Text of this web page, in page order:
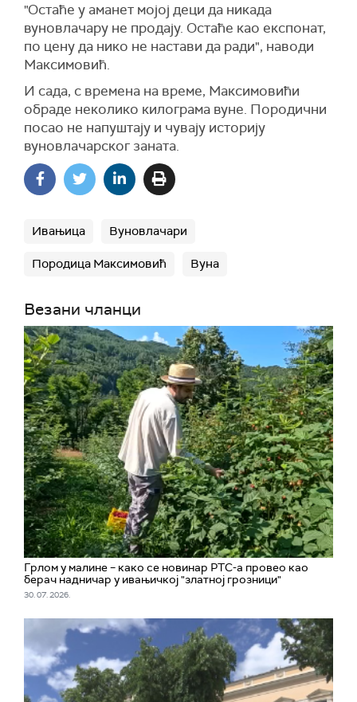
"Остаће у аманет мојој деци да никада
вуновлачару не продају. Остаће као експонат,
по цену да нико не настави да ради", наводи
Максимовић.
И сада, с времена на време, Максимовићи
обраде неколико килограма вуне. Породични
посао не напуштају и чувају историју
вуновлачарског заната.
Ивањица Вуновлачари
Породица Максимовић Вуна
Везани чланци
Грлом у малине – како се новинар РТС-а провео као
берач надничар у ивањичкој "златној грозници"
30. 07. 2026.